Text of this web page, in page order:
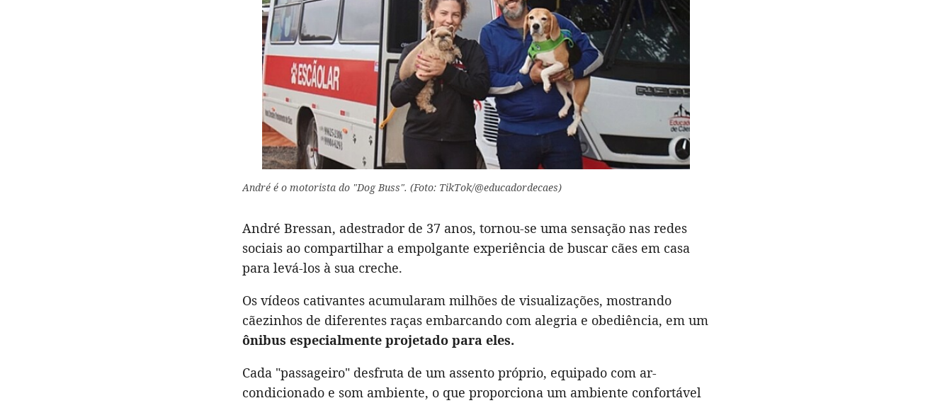
André é o motorista do "Dog Buss". (Foto: TikTok/@educadordecaes)
André Bressan, adestrador de 37 anos, tornou-se uma sensação nas redes
sociais ao compartilhar a empolgante experiência de buscar cães em casa
para levá-los à sua creche.
Os vídeos cativantes acumularam milhões de visualizações, mostrando
cãezinhos de diferentes raças embarcando com alegria e obediência, em um
ônibus especialmente projetado para eles.
Cada "passageiro" desfruta de um assento próprio, equipado com ar-
condicionado e som ambiente, o que proporciona um ambiente confortável